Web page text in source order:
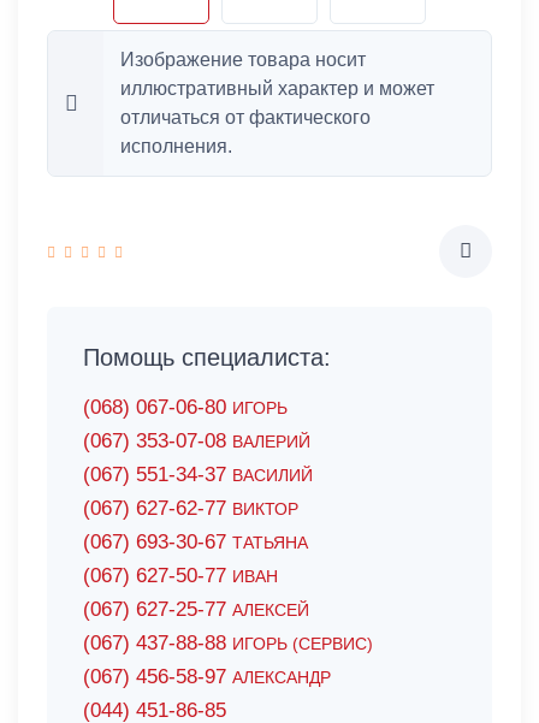
Изображение товара носит
иллюстративный характер и может
отличаться от фактического
исполнения.
Помощь специалиста:
(068) 067-06-80 ИГОРЬ
(067) 353-07-08 ВАЛЕРИЙ
(067) 551-34-37 ВАСИЛИЙ
(067) 627-62-77 ВИКТОР
(067) 693-30-67 ТАТЬЯНА
(067) 627-50-77 ИВАН
(067) 627-25-77 АЛЕКСЕЙ
(067) 437-88-88 ИГОРЬ (СЕРВИС)
(067) 456-58-97 АЛЕКСАНДР
(044) 451-86-85